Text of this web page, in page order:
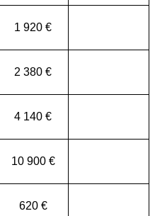
1 920 €
2 380 €
4 140 €
10 900 €
620 €